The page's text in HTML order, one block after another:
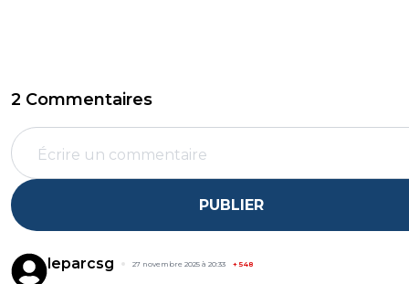
2 Commentaires
PUBLIER
leparcsg 27 novembre 2025 à 20:33 +548